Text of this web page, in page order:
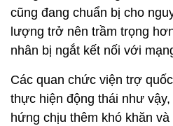
cũng đang chuẩn bị cho
lượng trở nên trầm trọng
nhân bị ngắt kết nối với
Các quan chức viện trợ
thực hiện động thái như
hứng chịu thêm khó khăn